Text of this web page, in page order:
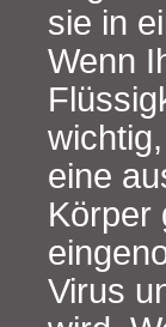
sie in
Wenn
eine
Körper
Virus